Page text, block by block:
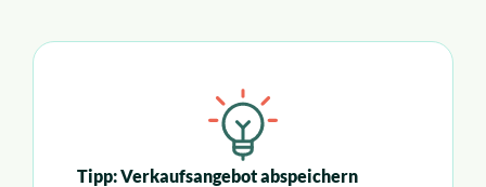
Tipp: Verkaufsangebot abspeichern